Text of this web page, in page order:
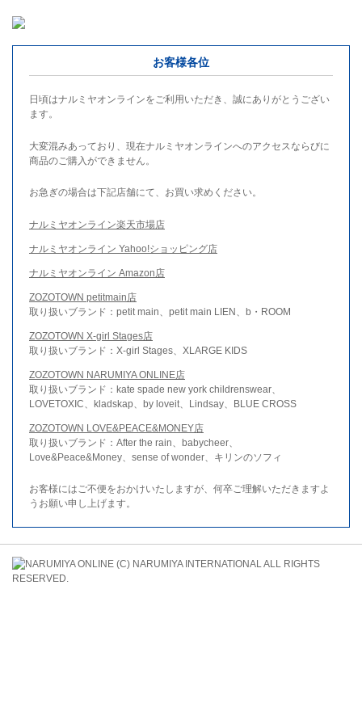
お客様各位
日頃はナルミヤオンラインをご利用いただき、誠にありがとうござい
ます。
大変混みあっており、現在ナルミヤオンラインへのアクセスならびに
商品のご購入ができません。
お急ぎの場合は下記店舗にて、お買い求めください。
ナルミヤオンライン楽天市場店
ナルミヤオンライン Yahoo!ショッピング店
ナルミヤオンライン Amazon店
ZOZOTOWN petitmain店
取り扱いブランド：petit main、petit main LIEN、b・ROOM
ZOZOTOWN X-girl Stages店
取り扱いブランド：X-girl Stages、XLARGE KIDS
ZOZOTOWN NARUMIYA ONLINE店
取り扱いブランド：kate spade new york childrenswear、
LOVETOXIC、kladskap、by loveit、Lindsay、BLUE CROSS
ZOZOTOWN LOVE&PEACE&MONEY店
取り扱いブランド：After the rain、babycheer、
Love&Peace&Money、sense of wonder、キリンのソフィ
お客様にはご不便をおかけいたしますが、何卒ご理解いただきますよ
うお願い申し上げます。